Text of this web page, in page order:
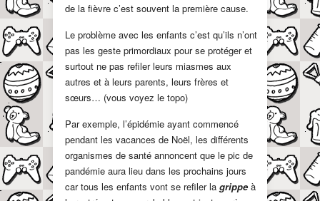
de la fièvre c’est souvent la première cause.
Le problème avec les enfants c’est qu’ils n’ont
pas les geste primordiaux pour se protéger et
surtout ne pas refiler leurs miasmes aux
autres et à leurs parents, leurs frères et
sœurs… (vous voyez le topo)
Par exemple, l’épidémie ayant commencé
pendant les vacances de Noël, les différents
organismes de santé annoncent que le pic de
pandémie aura lieu dans les prochains jours
car tous les enfants vont se refiler la grippeà